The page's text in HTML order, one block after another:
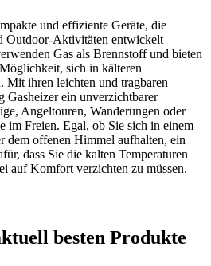
und effiziente Geräte, die
Outdoor-Aktivitäten entwickelt
Gas als Brennstoff und bieten
sich in kälteren
Mit ihren leichten und tragbaren
Gasheizer ein unverzichtbarer
Angeltouren, Wanderungen oder
im Freien. Egal, ob Sie sich in einem
dem offenen Himmel aufhalten, ein
dass Sie die kalten Temperaturen
auf Komfort verzichten zu müssen.
besten Produkte